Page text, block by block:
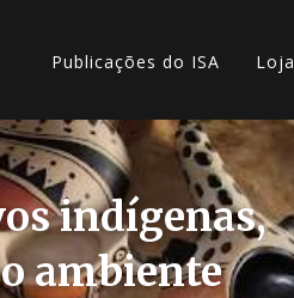
Publicações do ISA Loja
indígenas,
ambiente